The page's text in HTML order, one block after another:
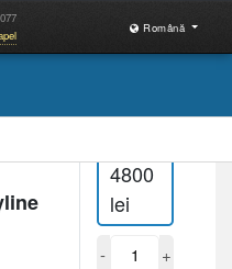
Română
4800
lei
- +